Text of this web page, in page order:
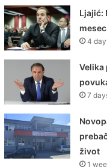
Ljajić:
4
Velika
7
život
1